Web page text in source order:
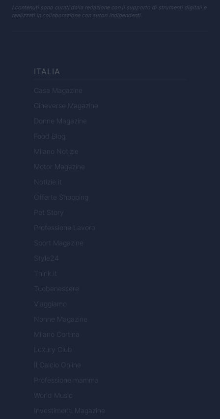
I contenuti sono curati dalla redazione con il supporto di strumenti digitali e
realizzati in collaborazione con autori indipendenti.
ITALIA
Casa Magazine
Cineverse Magazine
Donne Magazine
Food Blog
Milano Notizie
Motor Magazine
Notizie.it
Offerte Shopping
Pet Story
Professione Lavoro
Sport Magazine
Style24
Think.it
Tuobenessere
Viaggiamo
Nonne Magazine
Milano Cortina
Luxury Club
Il Calcio Online
Professione mamma
World Music
Investimenti Magazine